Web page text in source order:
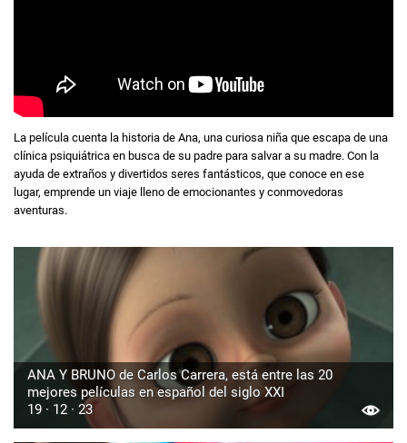
La película cuenta la historia de Ana, una curiosa niña que escapa de una
clínica psiquiátrica en busca de su padre para salvar a su madre. Con la
ayuda de extraños y divertidos seres fantásticos, que conoce en ese
lugar, emprende un viaje lleno de emocionantes y conmovedoras
aventuras.
ANA Y BRUNO de Carlos Carrera, está entre las 20
mejores películas en español del siglo XXI
19 · 12 · 23